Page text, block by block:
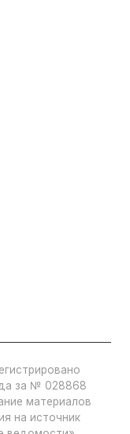
за № 028868
материалов
на источник